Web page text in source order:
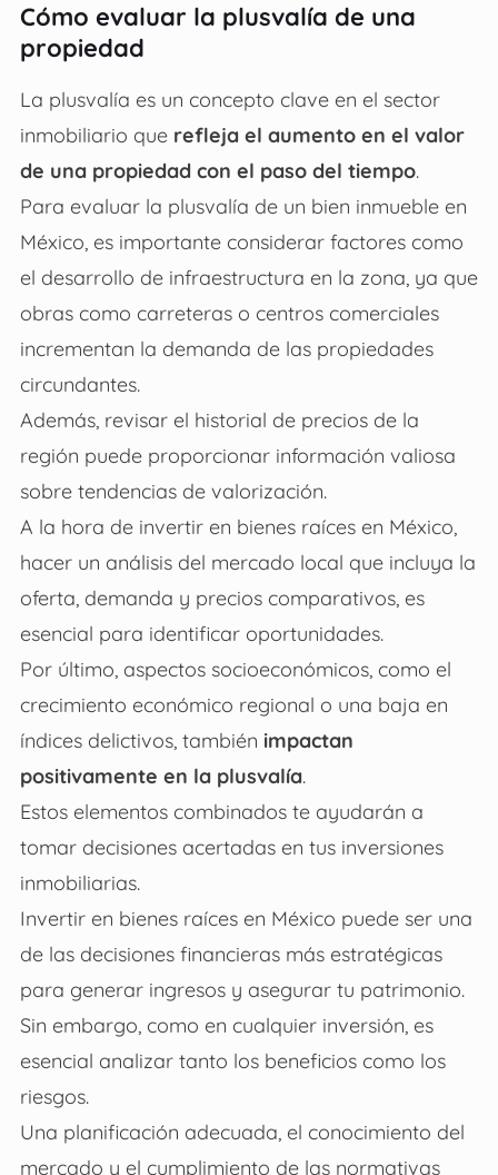
Cómo evaluar la plusvalía de una
propiedad
La plusvalía es un concepto clave en el sector
inmobiliario querefleja el aumento en el valor
de una propiedad con el paso del tiempo.
Para evaluar la plusvalía de un bien inmueble en
México, es importante considerar factores como
el desarrollo de infraestructura en la zona, ya que
obras como carreteras o centros comerciales
incrementan la demanda de las propiedades
circundantes.
Además, revisar el historial de precios de la
región puede proporcionar información valiosa
sobre tendencias de valorización.
A la hora deinvertir en bienes raíces en México
hacer un análisis del mercado local que incluya la
oferta, demanda y precios comparativos, es
esencial para identificar oportunidades.
Por último, aspectos socioeconómicos, como el
crecimiento económico regional o una baja en
índices delictivos, también impactan
positivamente en la plusvalía.
Estos elementos combinados te ayudarán a
tomar decisiones acertadas en tus inversiones
inmobiliarias.
Invertir en bienes raíces en México puede ser una
de las decisiones financieras más estratégicas
para generar ingresos y asegurar tu patrimonio.
Sin embargo, como en cualquier inversión, es
esencial analizar tanto los beneficios como los
riesgos.
Una planificación adecuada, el conocimiento del
mercado y el cumplimiento de las normativas